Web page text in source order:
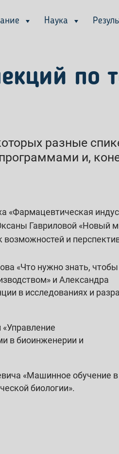
Наука
по
разные
и,
«Фармацевтическая
Гавриловой «Новый
и
«Что нужно знать, чтобы
и Александра
в исследованиях и
в биоинженерии и
«Машинное обучение в
биологии».